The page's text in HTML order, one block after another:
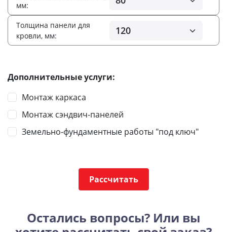
мм:
Толщина панели для
кровли, мм:
Дополнительные услуги:
Монтаж каркаса
Монтаж сэндвич-панелей
Земельно-фундаментные работы "под ключ"
Рассчитать
Остались вопросы? Или вы